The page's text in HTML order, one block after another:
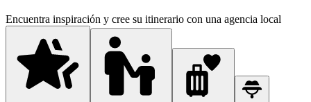
Encuentra inspiración y cree su itinerario con una agencia local